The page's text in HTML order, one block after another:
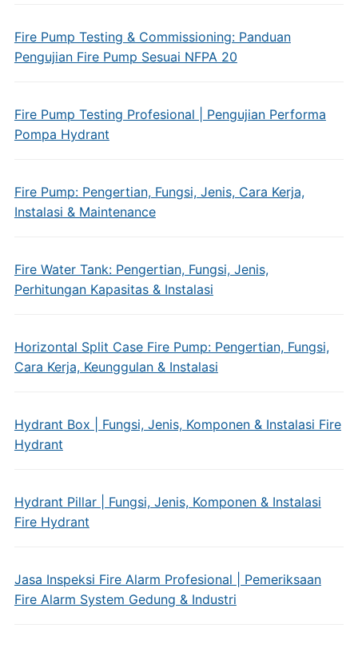
Fire Pump Testing & Commissioning: Panduan
Pengujian Fire Pump Sesuai NFPA 20
Fire Pump Testing Profesional | Pengujian Performa
Pompa Hydrant
Fire Pump: Pengertian, Fungsi, Jenis, Cara Kerja,
Instalasi & Maintenance
Fire Water Tank: Pengertian, Fungsi, Jenis,
Perhitungan Kapasitas & Instalasi
Horizontal Split Case Fire Pump: Pengertian, Fungsi,
Cara Kerja, Keunggulan & Instalasi
Hydrant Box | Fungsi, Jenis, Komponen & Instalasi Fire
Hydrant
Hydrant Pillar | Fungsi, Jenis, Komponen & Instalasi
Fire Hydrant
Jasa Inspeksi Fire Alarm Profesional | Pemeriksaan
Fire Alarm System Gedung & Industri